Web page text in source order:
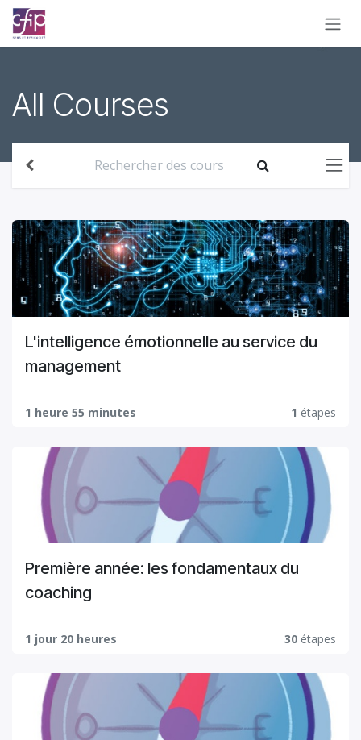
Se rendre au contenu
All Courses
L'intelligence émotionnelle au service du
management
1 heure 55 minutes 1 étapes
Première année: les fondamentaux du
coaching
1 jour 20 heures 30 étapes